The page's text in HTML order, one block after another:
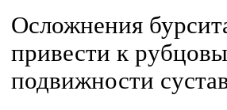
Осложнения
привести к
подвижности